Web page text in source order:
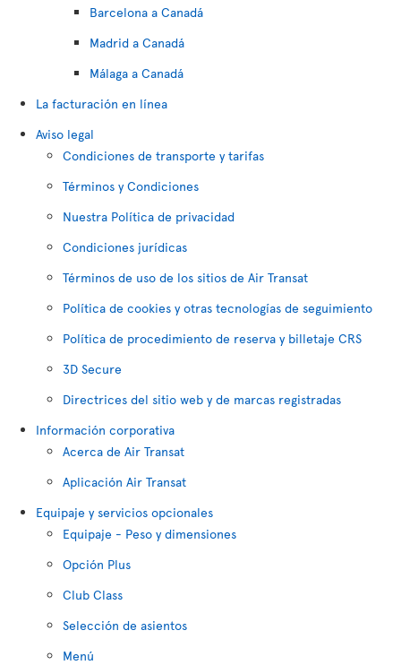
Barcelona a Canadá
Madrid a Canadá
Málaga a Canadá
La facturación en línea
Aviso legal
Condiciones de transporte y tarifas
Términos y Condiciones
Nuestra Política de privacidad
Condiciones jurídicas
Términos de uso de los sitios de Air Transat
Política de cookies y otras tecnologías de seguimiento
Política de procedimiento de reserva y billetaje CRS
3D Secure
Directrices del sitio web y de marcas registradas
Información corporativa
Acerca de Air Transat
Aplicación Air Transat
Equipaje y servicios opcionales
Equipaje - Peso y dimensiones
Opción Plus
Club Class
Selección de asientos
Menú